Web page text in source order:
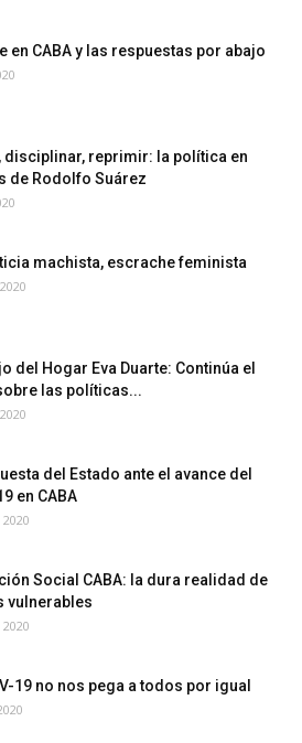
en CABA y las respuestas por abajo
disciplinar, reprimir: la política en
de Rodolfo Suárez
machista, escrache feminista
del Hogar Eva Duarte: Continúa el
las políticas...
del Estado ante el avance del
en CABA
Social CABA: la dura realidad de
vulnerables
19 no nos pega a todos por igual